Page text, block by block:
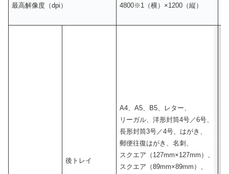
最高解像度（dpi） 4800※1（横）×1200（縦）
後トレイ
A4、A5、B5、レター、
リーガル、洋形封筒4号／6号、
長形封筒3号／4号、はがき、
郵便往復はがき、名刺、
スクエア（127mm×127mm）、
スクエア（89mm×89mm）、